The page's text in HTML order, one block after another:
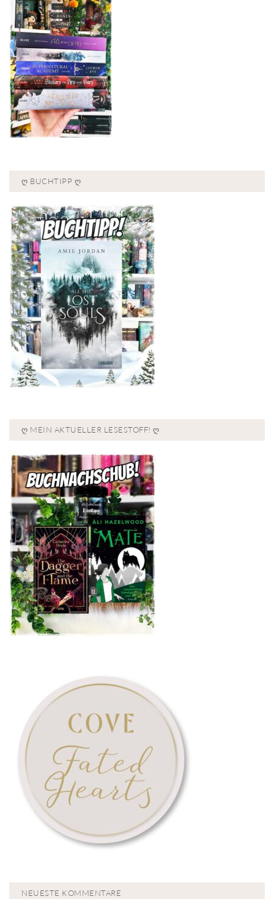
Ღ BUCHTIPP Ღ
Ღ MEIN AKTUELLER LESESTOFF! Ღ
NEUESTE KOMMENTARE